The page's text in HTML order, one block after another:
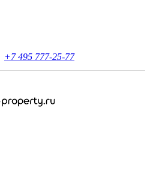
+7 495 777-25-77